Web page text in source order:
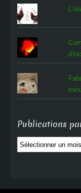
Publications
Publications
par